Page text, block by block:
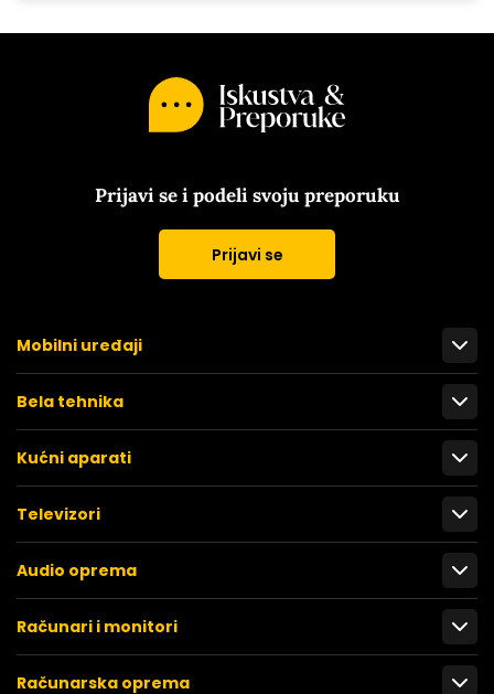
Prijavi se i podeli svoju preporuku
Prijavi se
Mobilni uređaji
Bela tehnika
Kućni aparati
Televizori
Audio oprema
Računari i monitori
Računarska oprema